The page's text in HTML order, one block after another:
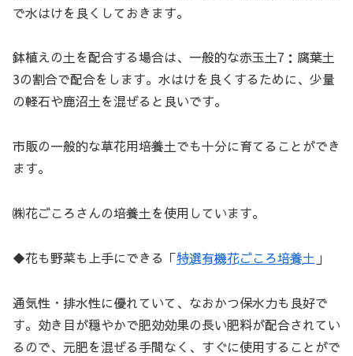
で水はけを良くしておきます。
鉢植えの土を配合する場合は、一般的な赤玉土7：腐葉土
3の割合で配合をします。水はけを良くするために、少量
の軽石や鹿沼土を混ぜると良いです。
市販の一般的な草花用培養土でも十分に育てることができ
ます。
㈱花ごころさんの培養土を使用しています。
◆花も野菜も上手にできる「特選有機花ごころ培養土 」
通気性・排水性に優れていて、なおかつ保水力も良好で
す。効き目が穏やかで肥効効果の長い肥料が配合されてい
るので、元肥を混ぜる手間なく、すぐに使用することがで